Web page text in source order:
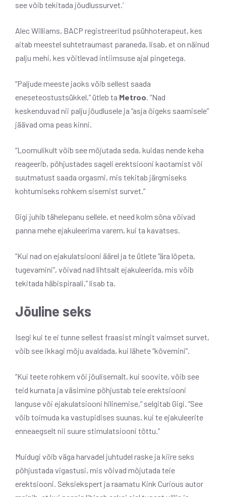
see võib tekitada jõudlussurvet.’
Alec Williams, BACP registreeritud psühhoterapeut, kes
aitab meestel suhtetraumast paraneda, lisab, et on näinud
palju mehi, kes võitlevad intiimsuse ajal pingetega.
“Paljude meeste jaoks võib sellest saada
eneseteostustsükkel,” ütleb ta Metroo. “Nad
keskenduvad nii palju jõudlusele ja “asja õigeks saamisele”
jäävad oma peas kinni.
“Loomulikult võib see mõjutada seda, kuidas nende keha
reageerib, põhjustades sageli erektsiooni kaotamist või
suutmatust saada orgasmi, mis tekitab järgmiseks
kohtumiseks rohkem sisemist survet.”
Gigi juhib tähelepanu sellele, et need kolm sõna võivad
panna mehe ejakuleerima varem, kui ta kavatses.
“Kui nad on ejakulatsiooni äärel ja te ütlete “ära lõpeta,
tugevamini”, võivad nad lihtsalt ejakuleerida, mis võib
tekitada häbispiraali,” lisab ta.
Jõuline seks
Isegi kui te ei tunne sellest fraasist mingit vaimset survet,
võib see ikkagi mõju avaldada, kui lähete “kõvemini”.
“Kui teete rohkem või jõulisemalt, kui soovite, võib see
teid kurnata ja väsimine põhjustab teie erektsiooni
languse või ejakulatsiooni hilinemise,” selgitab Gigi. “See
võib toimuda ka vastupidises suunas, kui te ejakuleerite
enneaegselt nii suure stimulatsiooni tõttu.”
Muidugi võib väga harvadel juhtudel raske ja kiire seks
põhjustada vigastusi, mis võivad mõjutada teie
erektsiooni. Seksiekspert ja raamatu Kink Curious autor